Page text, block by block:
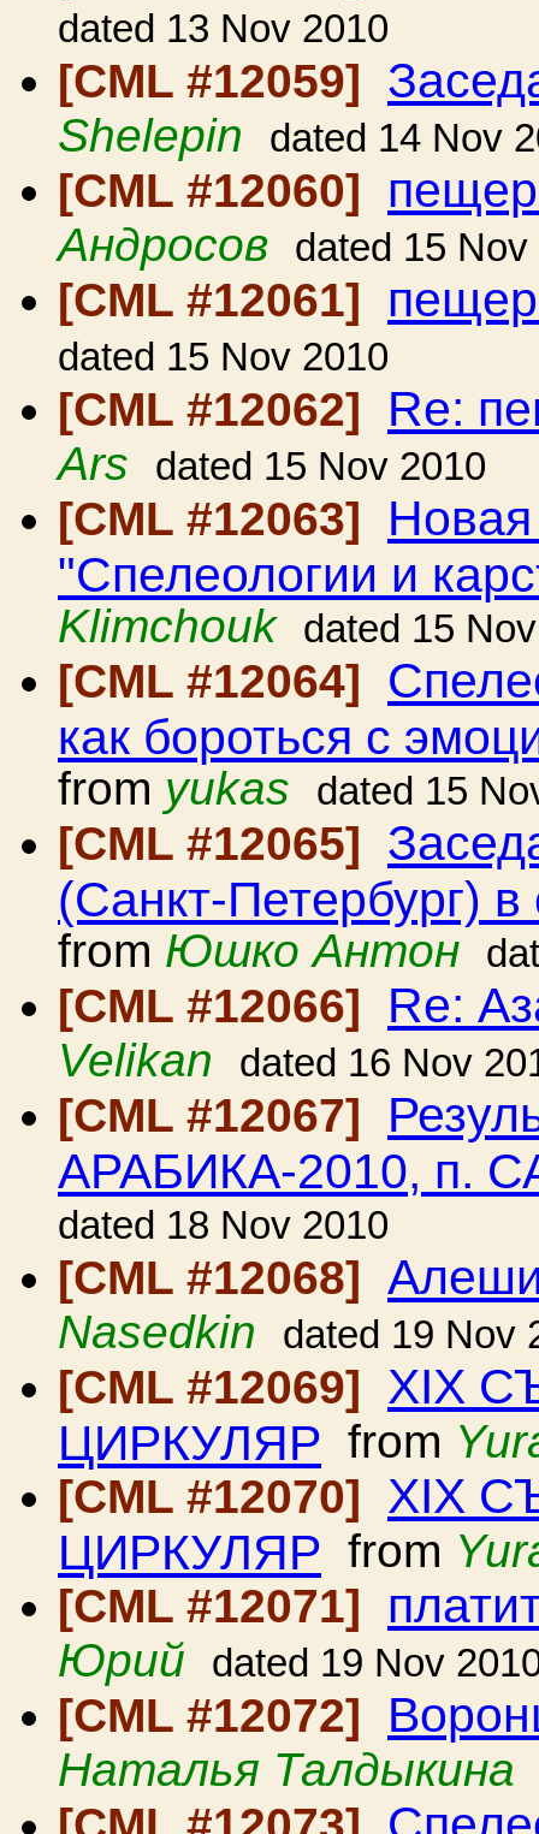
dated 13 Nov 2010
[CML #12059]
Shelepin dated 14 Nov
[CML #12060]
Андросов dated 15 Nov
[CML #12061]
dated 15 Nov 2010
[CML #12062] Re:
Ars dated 15 Nov 2010
[CML #12063]
"Спелеологии и
Klimchouk
dated 15
[CML #12064]
как бороться с
from yukas dated 15
[CML #12065]
(Санкт-Петербург)
from Юшко Антон
[CML #12066] Re:
Velikan dated 16 Nov
[CML #12067]
АРАБИКА-2010, п.
dated 18 Nov 2010
[CML #12068]
Nasedkin dated 19 Nov
[CML #12069] ХІХ
ЦИРКУЛЯР from
[CML #12070]
ХІХ
ЦИРКУЛЯР from
[CML #12071]
Юрий dated 19 Nov
[CML #12072]
Наталья Талдыкина